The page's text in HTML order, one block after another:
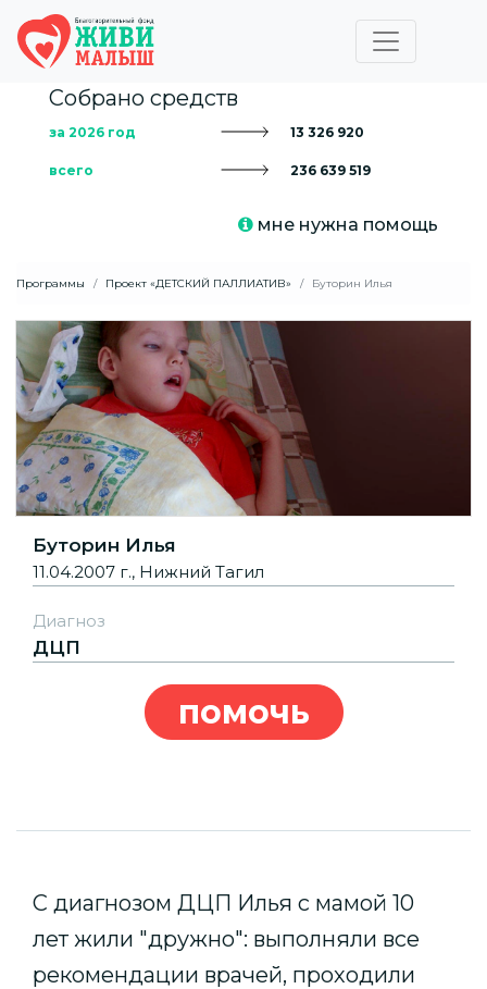
Собрано средств
за 2026 год 13 326 920
всего 236 639 519
мне нужна помощь
Программы Проект «ДЕТСКИЙ ПАЛЛИАТИВ» Буторин Илья
Буторин Илья
11.04.2007 г., Нижний Тагил
Диагноз
ДЦП
помочь
С диагнозом ДЦП Илья с мамой 10
лет жили "дружно": выполняли все
рекомендации врачей, проходили